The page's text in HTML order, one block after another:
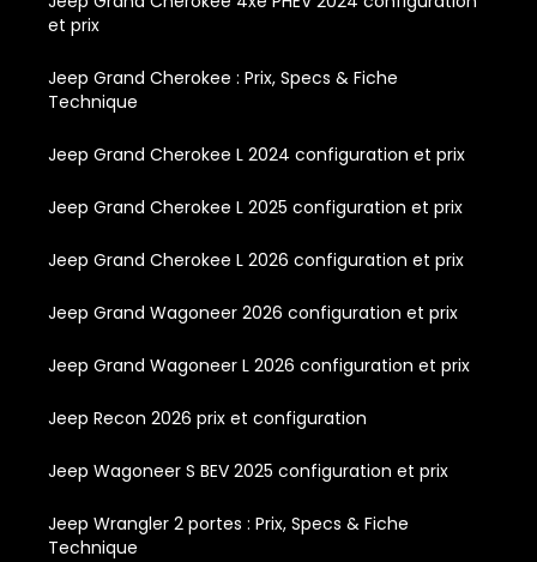
et prix
Jeep Grand Cherokee : Prix, Specs & Fiche
Technique
Jeep Grand Cherokee L 2024 configuration et prix
Jeep Grand Cherokee L 2025 configuration et prix
Jeep Grand Cherokee L 2026 configuration et prix
Jeep Grand Wagoneer 2026 configuration et prix
Jeep Grand Wagoneer L 2026 configuration et prix
Jeep Recon 2026 prix et configuration
Jeep Wagoneer S BEV 2025 configuration et prix
Jeep Wrangler 2 portes : Prix, Specs & Fiche
Technique